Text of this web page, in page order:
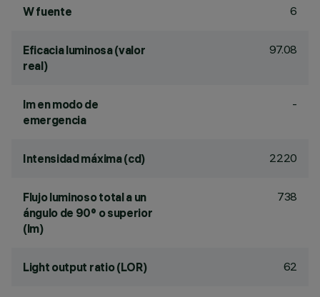
W fuente 6
Eficacia luminosa (valor
real)
97.08
lm en modo de
emergencia
-
Intensidad máxima (cd) 2220
Flujo luminoso total a un
ángulo de 90° o superior
(lm)
738
Light output ratio (LOR) 62